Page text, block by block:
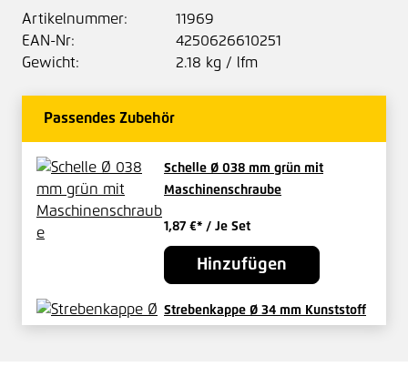
Artikelnummer:
11969
EAN-Nr:
4250626610251
Gewicht:
2.18 kg / lfm
Passendes Zubehör
Schelle Ø 038 mm grün mit
Maschinenschraube
1,87 €* / Je Set
Hinzufügen
Strebenkappe Ø 34 mm Kunststoff